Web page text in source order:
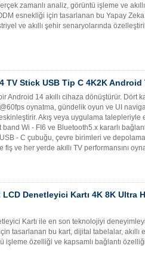
zamanlı analiz, görüntü işleme ve
esnekliği için tasarlanan bu Yapay
ve akıllı şehir senaryolarında
TV Stick USB Tip C 4K2K Android
14 akıllı cihaza dönüştürür. Dört
oynatma, gündelik oyun ve UI
Akış veya uygulama talepleriyle
Wi - FI6 ve Bluetooth5.x kararlı
- C çubuğu, çevre birimleri ve
ve her yerde akıllı TV performansını
Denetleyici Kartı 4K 8K Ultra
Kartı ile en son teknolojiyi
tasarlanan bu kart, dijital tabelalar, akıllı
özelliği ve kapsamlı bağlantı